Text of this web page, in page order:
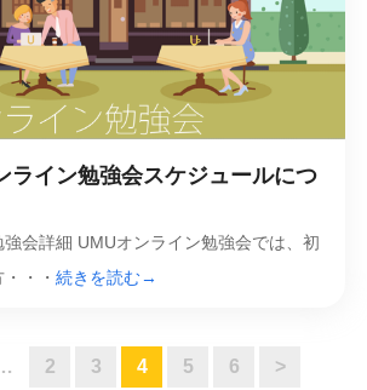
ライン勉強会スケジュールにつ
会詳細 UMUオンライン勉強会では、初
・・ 続きを読む→
2 3 4 5 6 >